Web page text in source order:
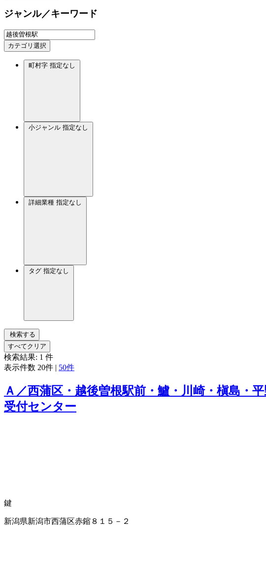
ジャンル／キーワード
カテゴリ選択
町村字 指定なし
小ジャンル 指定なし
詳細業種 指定なし
タグ 指定なし
検索する
すべてクリア
検索結果: 1 件
表示件数 20件 | 50件
Ａ／西蒲区・越後曽根駅前・鱸・川崎・槇島・
受付センター
鍵
新潟県新潟市西蒲区赤鏥８１５－２